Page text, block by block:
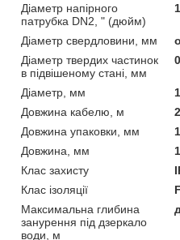
Діаметр напірного
патрубка DN2, " (дюйм)
1
Діаметр свердловини, мм
Діаметр твердих частинок
в підвішеному стані, мм
Діаметр, мм
Довжина кабелю, м
Довжина упаковки, мм
Довжина, мм
Клас захисту
Клас ізоляції
F
Максимальна глибина
занурення під дзеркало
води, м